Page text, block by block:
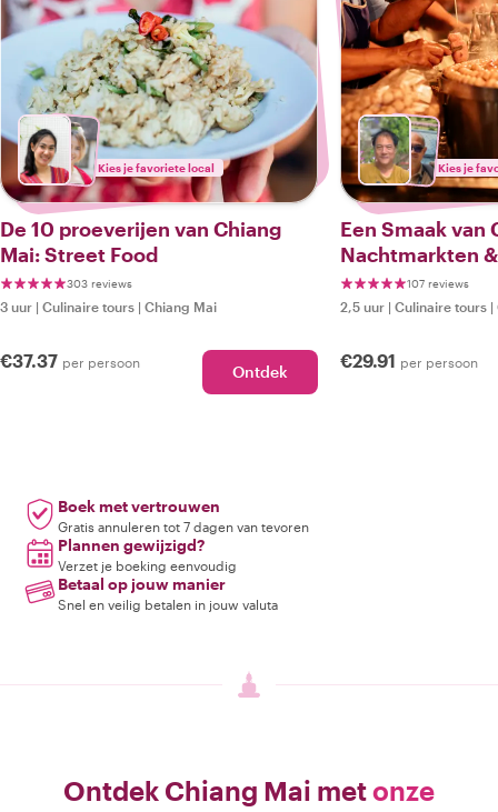
Kies je favoriete local
De 10 proeverijen van Chiang
Mai: Street Food
303 reviews
3 uur | Culinaire tours | Chiang Mai
€37.37 per persoon Ontdek
Kies je
Een Smaak van
Nachtmarkten
Tour
107 reviews
2,5 uur | Culinaire tours |
€29.91 per persoon
Boek met vertrouwen
Gratis annuleren tot 7 dagen van tevoren
Plannen gewijzigd?
Verzet je boeking eenvoudig
Betaal op jouw manier
Snel en veilig betalen in jouw valuta
Ontdek Chiang Mai metonze